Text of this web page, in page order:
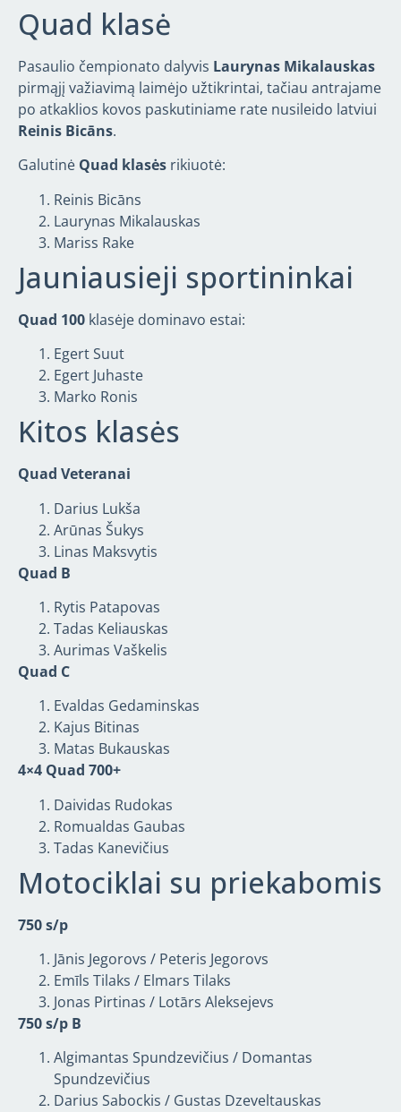
Quad klasė
Pasaulio čempionato dalyvis Laurynas Mikalauskas
pirmąjį važiavimą laimėjo užtikrintai, tačiau antrajame
po atkaklios kovos paskutiniame rate nusileido latviui
Reinis Bicāns.
Galutinė Quad klasės rikiuotė:
Reinis Bicāns
Laurynas Mikalauskas
Mariss Rake
Jauniausieji sportininkai
Quad 100 klasėje dominavo estai:
Egert Suut
Egert Juhaste
Marko Ronis
Kitos klasės
Quad Veteranai
Darius Lukša
Arūnas Šukys
Linas Maksvytis
Quad B
Rytis Patapovas
Tadas Keliauskas
Aurimas Vaškelis
Quad C
Evaldas Gedaminskas
Kajus Bitinas
Matas Bukauskas
4×4 Quad 700+
Daividas Rudokas
Romualdas Gaubas
Tadas Kanevičius
Motociklai su priekabomis
750 s/p
Jānis Jegorovs / Peteris Jegorovs
Emīls Tilaks / Elmars Tilaks
Jonas Pirtinas / Lotārs Aleksejevs
750 s/p B
Algimantas Spundzevičius / Domantas
Spundzevičius
Darius Sabockis / Gustas Dzeveltauskas